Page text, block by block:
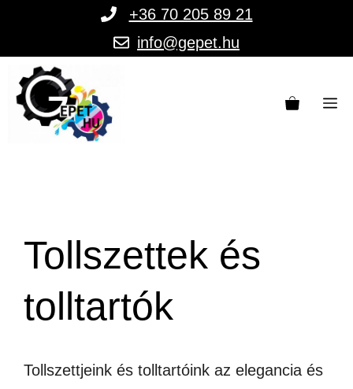
tartalomba
+36 70 205 89 21
info@gepet.hu
Tollszettek és
tolltartók
Tollszettjeink és tolltartóink az elegancia és